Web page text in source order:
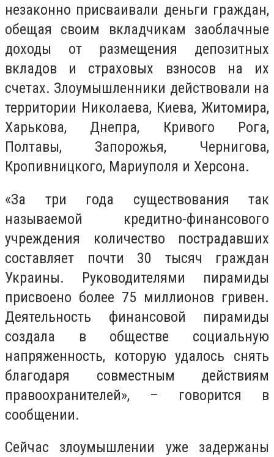
незаконно присваивали деньги граждан,
обещая своим вкладчикам заоблачные
доходы от размещения депозитных
вкладов и страховых взносов на их
счетах. Злоумышленники действовали на
территории Николаева, Киева, Житомира,
Харькова, Днепра, Кривого Рога,
Полтавы, Запорожья, Чернигова,
Кропивницкого, Мариуполя и Херсона.
«За три года существования так
называемой кредитно-финансового
учреждения количество пострадавших
составляет почти 30 тысяч граждан
Украины. Руководителями пирамиды
присвоено более 75 миллионов гривен.
Деятельность финансовой пирамиды
создала в обществе социальную
напряженность, которую удалось снять
благодаря совместным действиям
правоохранителей», – говорится в
сообщении.
Сейчас злоумышлении уже задержаны